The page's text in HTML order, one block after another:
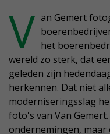
V an Gemert
het
wereld zo sterk, dat
geleden zijn
herkennen. Dat niet
moderniseringsslag
foto's van Van
ondernemingen,